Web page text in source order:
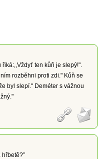
ten kůň je slepý!".
rozběhni proti zdi." Kůň se
byl slepí." Deméter s vážnou
hřbetě?”